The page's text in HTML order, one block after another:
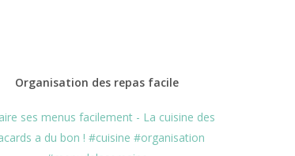
Organisation des repas facile